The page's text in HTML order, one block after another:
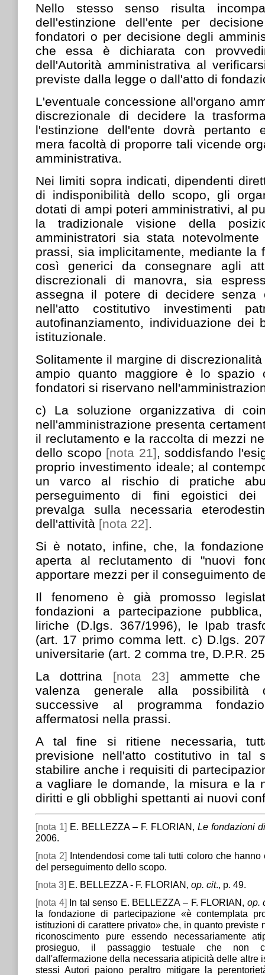
Nello stesso senso risulta
dell'estinzione dell'ente per
fondatori o per decisione degli
che essa è dichiarata con
dell'Autorità amministrativa al
previste dalla legge o dall'atto di
L'eventuale concessione all'organo
discrezionale di decidere la
l'estinzione dell'ente dovrà pertanto
mera facoltà di proporre tali vicende
amministrativa.
Nei limiti sopra indicati, dipendenti
di indisponibilità dello scopo, gli
dotati di ampi poteri amministrativi, al
la tradizionale visione della
amministratori sia stata
prassi, sia implicitamente, mediante la
così generici da consegnare agli
discrezionali di manovra, sia
assegna il potere di decidere senza
nell'atto costitutivo investimenti
autofinanziamento, individuazione dei
istituzionale.
Solitamente il margine di
ampio quanto maggiore è lo
fondatori si riservano
c) La soluzione organizzativa di
nell'amministrazione presenta
il reclutamento e la raccolta di mezzi
dello scopo [nota 21] , soddisfando
proprio investimento ideale; al
un varco al rischio di pratiche
perseguimento di fini egoistici dei
prevalga sulla necessaria
dell'attività [nota 22]
Si è notato, infine, che, la
aperta al reclutamento di "nuovi
apportare mezzi per il conseguimento
Il fenomeno è già promosso
fondazioni a partecipazione
liriche (D.lgs. 367/1996), le Ipab
(art. 17 primo comma lett. c) D.lgs.
universitarie (art. 2 comma tre, D.P.R.
La dottrina [nota 23] ammette che
valenza generale alla possibilità
successive al programma
affermatosi nella prassi.
A tal fine si ritiene necessaria,
previsione nell'atto costitutivo in tal
stabilire anche i requisiti di
a vagliare le domande, la misura e la
diritti e gli obblighi spettanti ai nuovi
[nota 1] E. BELLEZZA – F. FLORIAN, Le fondazioni
2006.
[nota 2] Intendendosi come tali tutti coloro che
del perseguimento dello scopo.
[nota 3] E. BELLEZZA - F. FLORIAN, op. cit., p. 49.
[nota 4]In tal senso E. BELLEZZA – F. FLORIAN, op.
la fondazione di partecipazione «è contemplata
istituzioni di carattere privato» che, in quanto previste
riconoscimento pure essendo necessariamente
prosieguo, il passaggio testuale che non
dall'affermazione della necessaria atipicità delle altre
stessi Autori paiono peraltro mitigare la